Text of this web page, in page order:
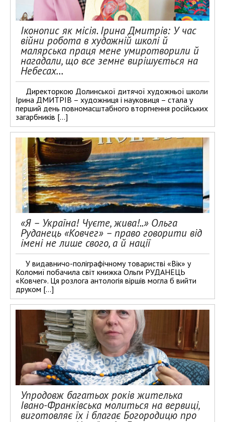
Іконопис як місія. Ірина Дмитрів: У час
війни робота в художній школі й
малярська праця мене умиротворили й
нагадали, що все земне вирішується на
Небесах…
Директоркою Долинської дитячої художньої школи
Ірина ДМИТРІВ – художниця і науковиця – стала у
перший день повномасштабного вторгнення російських
загарбників […]
«Я – Україна! Чуєте, жива!..» Ольга
Руданець «Ковчег» – право говорити від
імені не лише свого, а й нації
У видавничо-поліграфічному товаристві «Вік» у
Коломиї побачила світ книжка Ольги РУДАНЕЦЬ
«Ковчег». Ця розлога антологія віршів могла б вийти
друком […]
Упродовж багатьох років жителька
Івано-Франківська молиться на вервиці,
виготовляє їх і благає Богородицю про